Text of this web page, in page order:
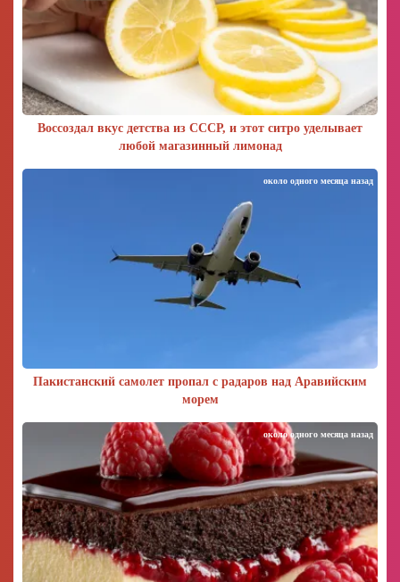
Воссоздал вкус детства из СССР, и этот ситро уделывает
любой магазинный лимонад
Пакистанский самолет пропал с радаров над Аравийским
морем
около одного месяца назад
около одного месяца назад